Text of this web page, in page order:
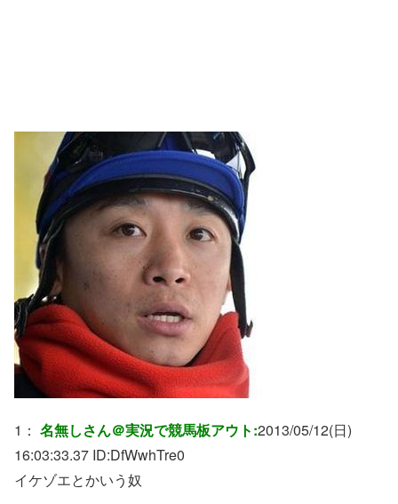
1： 名無しさん＠実況で競馬板アウト:2013/05/12(日)
16:03:33.37 ID:DfWwhTre0
イケゾエとかいう奴